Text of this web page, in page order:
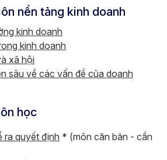
nền tảng kinh doanh
kinh doanh
kinh doanh
xã hội
sâu về các vấn đề của doanh
học
ra quyết định * (môn căn bản - cần